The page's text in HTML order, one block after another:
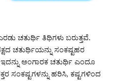
ಚತುರ್ಥಿ ತಿಥಿಗಳು ಬರುತ್ತವೆ.
ಚತುರ್ಥಿಯನ್ನು ಸಂಕಷ್ಟಹರ
ಅಂಗಾರಕ ಚತುರ್ಥಿ ಎಂದೂ
ಸಂಕಷ್ಟಗಳನ್ನು ಹರಿಸಿ, ಕಷ್ಟಗಳಿಂದ